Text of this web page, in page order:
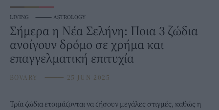
LIVING ⸻ ASTROLOGY
Σήμερα η Νέα Σελήνη: Ποια 3 ζώδια
ανοίγουν δρόμο σε χρήμα και
επαγγελματική επιτυχία
BOVARY ⸻ 25 JUN 2025
Τρία ζώδια ετοιμάζονται να ζήσουν μεγάλες στιγμές, καθώς η